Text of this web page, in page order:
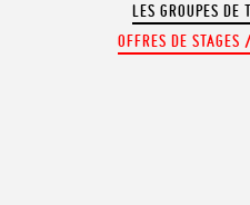
LES GROUPES DE
OFFRES DE STAGES